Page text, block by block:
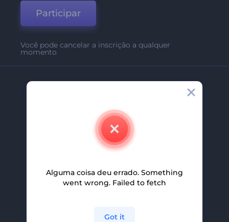
Participar
Você pode cancelar a inscrição a qualquer
momento
Contate-Nos
Carreiras
Programa De Afiliados
Alguma coisa deu errado. Something
went wrong. Failed to fetch
Got it